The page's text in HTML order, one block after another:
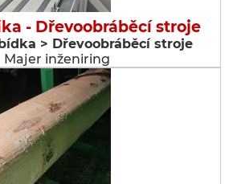
- Dřevoobráběcí stroje
> Dřevoobráběcí stroje
Majer inženiring